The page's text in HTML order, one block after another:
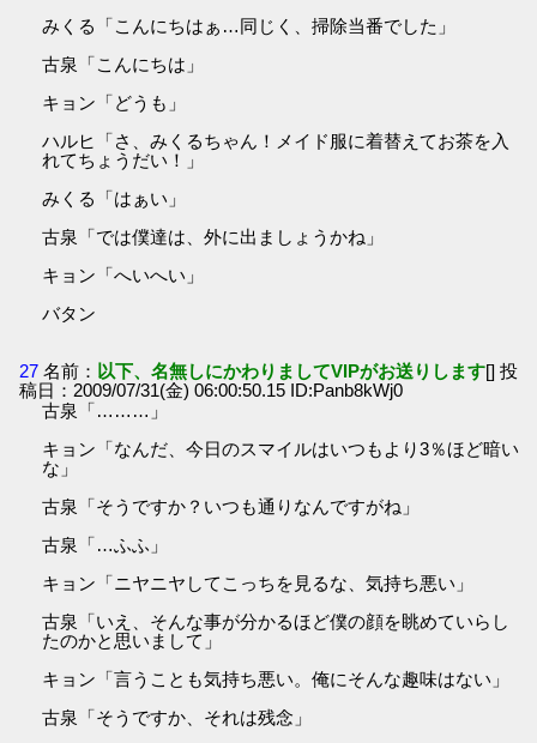
みくる「こんにちはぁ…同じく、掃除当番でした」
古泉「こんにちは」
キョン「どうも」
ハルヒ「さ、みくるちゃん！メイド服に着替えてお茶を入
れてちょうだい！」
みくる「はぁい」
古泉「では僕達は、外に出ましょうかね」
キョン「へいへい」
バタン
27 名前： 以下、名無しにかわりましてVIPがお送りします[] 投
稿日：2009/07/31(金) 06:00:50.15 ID:Panb8kWj0
古泉「………」
キョン「なんだ、今日のスマイルはいつもより3％ほど暗い
な」
古泉「そうですか？いつも通りなんですがね」
古泉「…ふふ」
キョン「ニヤニヤしてこっちを見るな、気持ち悪い」
古泉「いえ、そんな事が分かるほど僕の顔を眺めていらし
たのかと思いまして」
キョン「言うことも気持ち悪い。俺にそんな趣味はない」
古泉「そうですか、それは残念」